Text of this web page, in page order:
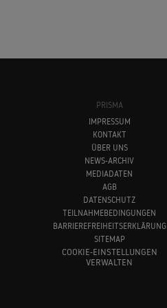
PRISMA
IMPRESSUM
KONTAKT
ÜBER UNS
NEWS-ARCHIV
MEDIADATEN
AGB
DATENSCHUTZ
TEILNAHMEBEDINGUNGEN
BARRIEREFREIHEITSERKLÄRUNG
SITEMAP
COOKIE-EINSTELLUNGEN
VERWALTEN